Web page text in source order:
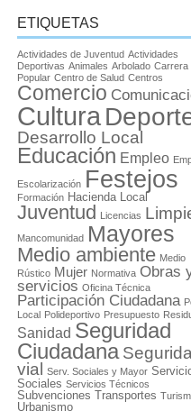
ETIQUETAS
Actividades de Juventud Actividades
Deportivas Animales Arbolado Carrera
Popular Centro de Salud Centros
Comercio
Cultura
Desarrollo Local
Educación Empleo
Escolarización Festejos
Formación Hacienda Local
Juventud Licencias
Mancomunidad Mayores
Medio ambiente Medio
Rústico Mujer Normativa Obras
servicios Oficina Técnica
Participación Ciudadana
Local Polideportivo Presupuesto
Sanidad Seguridad
Ciudadana
vial
Serv. Sociales y Mayor
Sociales Servicios Técnicos
Subvenciones Transportes
Urbanismo